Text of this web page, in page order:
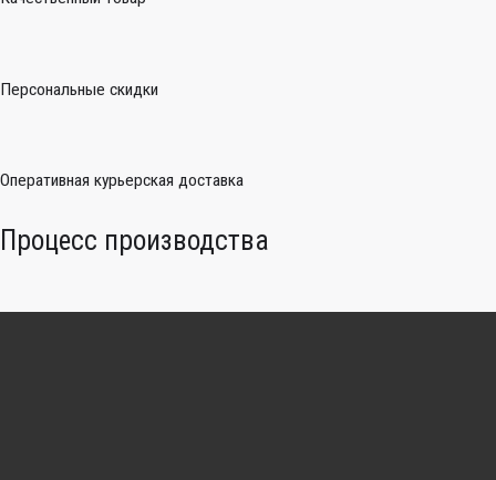
Персональные скидки
Оперативная курьерская доставка
Процесс производства